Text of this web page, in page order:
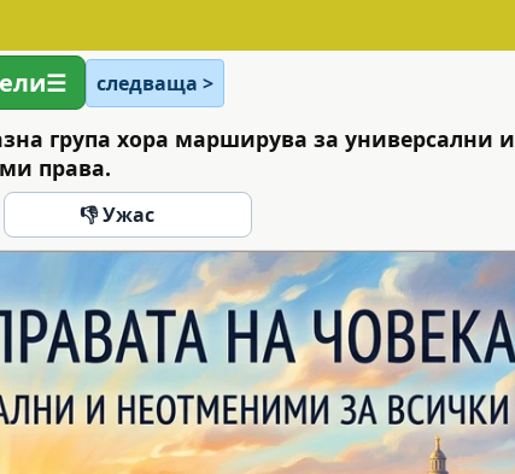
следваща >
група хора марширува за универсални и
права.
👎 Ужас